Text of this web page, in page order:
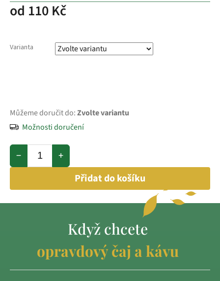
od 110 Kč
Varianta
Můžeme doručit do:Zvolte variantu
Možnosti doručení
+
−
Přidat do košíku
Když chcete
opravdový čaj a kávu